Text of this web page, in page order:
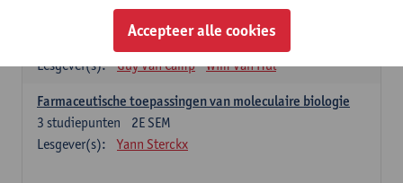
Genetica en farmacogenetica
2E SEM
Lesgever(s):
Guy Van Camp Wim Van Hul
Farmaceutische toepassingen van moleculaire biologie
2E SEM
3 studiepunten
Lesgever(s):
Yann Sterckx
Accepteer alle cookies